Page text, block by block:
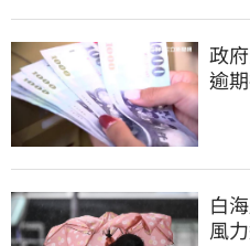
政
逾
白
風